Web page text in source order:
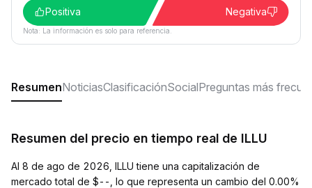
Positiva
Negativa
Nota: La información es solo para referencia.
ResumenNoticiasClasificaciónSocialPreguntas más
Resumen del precio en tiempo real de ILLU
Al 8 de ago de 2026, ILLU tiene una capitalización de
mercado total de $--, lo que representa un cambio del 0.00%